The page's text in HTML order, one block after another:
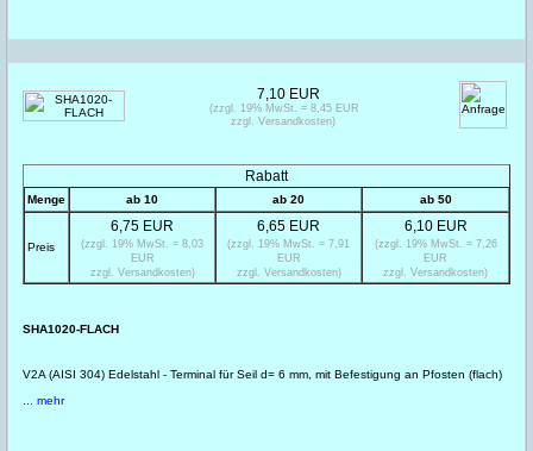
SHA1020-FLACH
V2A (AISI 304) Edelstahl - Terminal für Seil d= 6 mm, mit Befestigung an Pfosten (flach)
... mehr
Rabatt
Menge ab 10 ab 20 ab 50
Preis
6,75 EUR
(zzgl. 19% MwSt. = 8,03
EUR
zzgl. Versandkosten)
6,65 EUR
(zzgl. 19% MwSt. = 7,91
EUR
zzgl. Versandkosten)
6,10 EUR
(zzgl. 19% MwSt. = 7,26
EUR
zzgl. Versandkosten)
7,10 EUR
(zzgl. 19% MwSt. = 8,45 EUR
zzgl. Versandkosten)